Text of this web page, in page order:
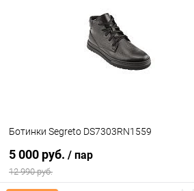
Ботинки Segreto DS7303RN1559
5 000 руб. / пар
12 990 руб.